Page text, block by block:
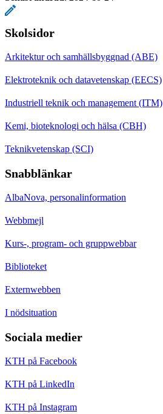
Skolsidor
Arkitektur och samhällsbyggnad (ABE)
Elektroteknik och datavetenskap (EECS)
Industriell teknik och management (ITM)
Kemi, bioteknologi och hälsa (CBH)
Teknikvetenskap (SCI)
Snabblänkar
AlbaNova, personalinformation
Webbmejl
Kurs-, program- och gruppwebbar
Biblioteket
Externwebben
I nödsituation
Sociala medier
KTH på Facebook
KTH på LinkedIn
KTH på Instagram